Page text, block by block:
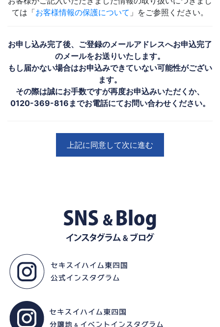
ては「お客様情報の保護について 」をご参照ください。
お申し込み完了後、ご登録のメールアドレスへお申込完了
のメールをお送りいたします。
もし届かない場合はお申込みできていない可能性がござい
ます。
その際は誠にお手数ですが再度お申込みいただくか、
0120-369-816までお電話にてお問い合わせください。